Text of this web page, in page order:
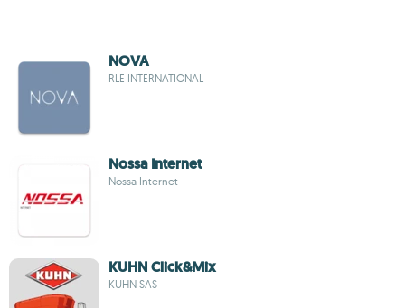
NOVA
RLE INTERNATIONAL
Nossa Internet
Nossa Internet
KUHN Click&Mix
KUHN SAS